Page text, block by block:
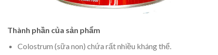
Thành phần của sản phẩm
Colostrum (sữa non) chứa rất nhiều kháng thể.